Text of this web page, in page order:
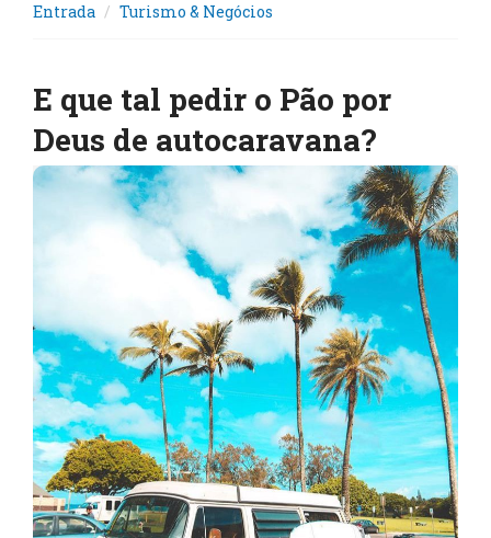
Entrada Turismo & Negócios
E que tal pedir o Pão por
Deus de autocaravana?